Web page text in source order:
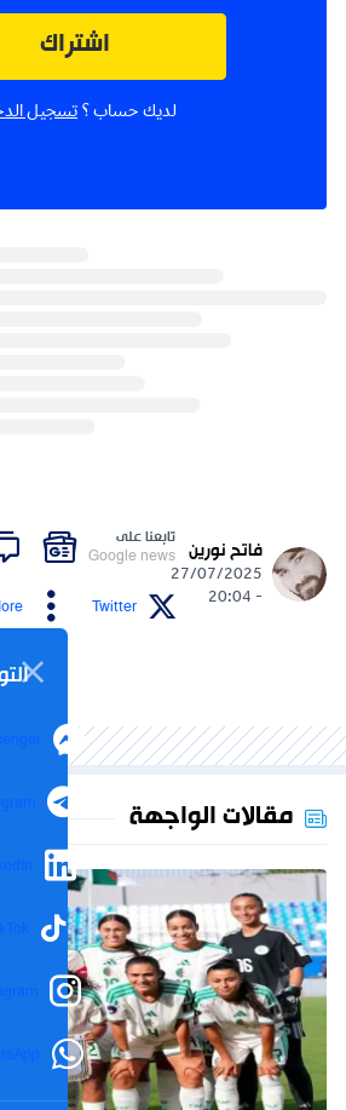
اشتراك
لديك حساب ؟ تسجيل
فاتح نورين
27/07/2025
- 20:04
تابعنا على
Google news
Twitter
مقالات الواجهة